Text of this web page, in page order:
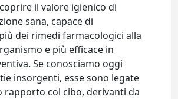
il valore igienico di
sana, capace di
dei rimedi farmacologici alla
e più efficace in
Se conosciamo oggi
insorgenti, esse sono legate
rapporto col cibo, derivanti da